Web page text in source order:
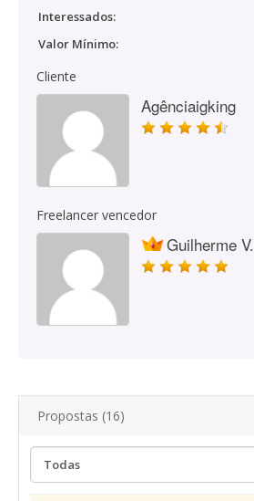
Interessados:
Valor Mínimo:
Cliente
Agênciaigking
Freelancer vencedor
Guilherme V.
Propostas (16)